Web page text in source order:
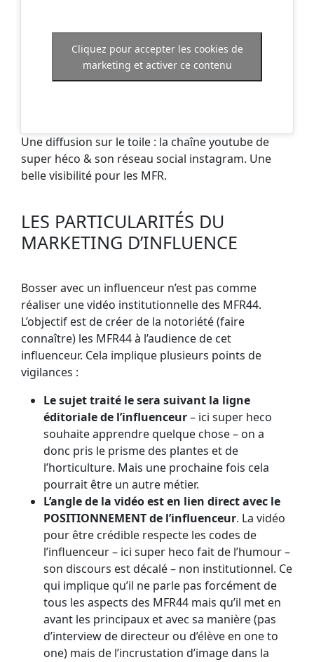
Cliquez pour accepter les cookies de
marketing et activer ce contenu
Une diffusion sur le toile : la chaîne youtube de
super héco & son réseau social instagram. Une
belle visibilité pour les MFR.
LES PARTICULARITÉS DU
MARKETING D’INFLUENCE
Bosser avec un influenceur n’est pas comme
réaliser une vidéo institutionnelle des MFR44.
L’objectif est de créer de la notoriété (faire
connaître) les MFR44 à l’audience de cet
influenceur. Cela implique plusieurs points de
vigilances :
Le sujet traité le sera suivant la ligne
éditoriale de l’influenceur– ici super heco
souhaite apprendre quelque chose – on a
donc pris le prisme des plantes et de
l’horticulture. Mais une prochaine fois cela
pourrait être un autre métier.
L’angle de la vidéo est en lien direct avec le
POSITIONNEMENT de l’influenceur. La vidéo
pour être crédible respecte les codes de
l’influenceur – ici super heco fait de l’humour –
son discours est décalé – non institutionnel. Ce
qui implique qu’il ne parle pas forcément de
tous les aspects des MFR44 mais qu’il met en
avant les principaux et avec sa manière (pas
d’interview de directeur ou d’élève en one to
one) mais de l’incrustation d’image dans la